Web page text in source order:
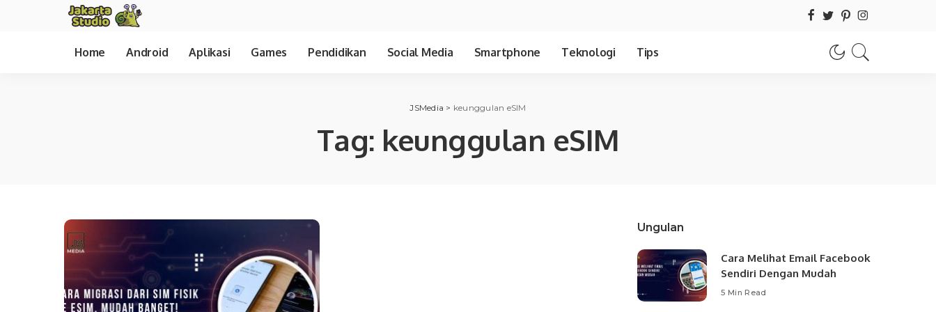
Home Android Aplikasi Games Pendidikan Social Media Smartphone Teknologi Tips
JSMedia > keunggulan eSIM
Tag: keunggulan eSIM
Ungulan
Cara Melihat Email Facebook
Sendiri Dengan Mudah
5 Min Read